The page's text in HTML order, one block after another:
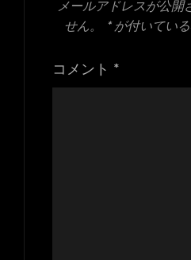
メールアドレスが公開
せん。
*が付いてい
コメント *